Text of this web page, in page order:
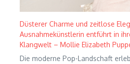
Düsterer Charme und zeitlose
Ausnahmekünstlerin entführt in
Klangwelt – Mollie Elizabeth
Die moderne Pop-Landschaft